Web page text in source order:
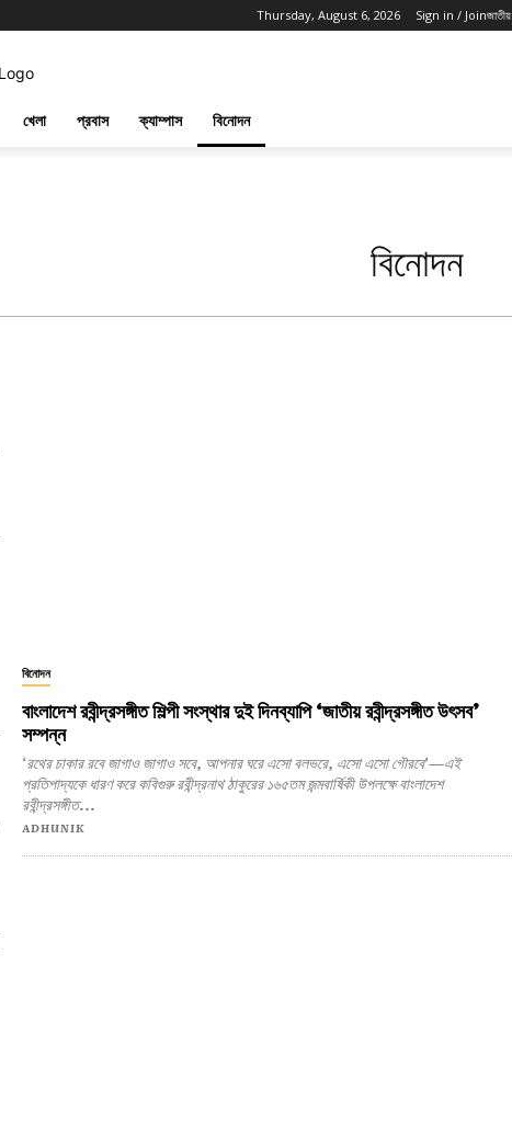
Thursday, August 6, 2026 Sign in / Joinজাতীয়
খেলা প্রবাস ক্যাম্পাস বিনোদন
বিনোদন
বিনোদন
বাংলাদেশ রবীন্দ্রসঙ্গীত শিল্পী সংস্থার দুই দিনব্যাপি ‘জাতীয় রবীন্দ্রসঙ্গীত উৎসব’
সম্পন্ন
‘রথের চাকার রবে জাগাও জাগাও সবে, আপনার ঘরে এসো বলভরে, এসো এসো গৌরবে’—এই
প্রতিপাদ্যকে ধারণ করে কবিগুরু রবীন্দ্রনাথ ঠাকুরের ১৬৫তম জন্মবার্ষিকী উপলক্ষে বাংলাদেশ
রবীন্দ্রসঙ্গীত...
ADHUNIK